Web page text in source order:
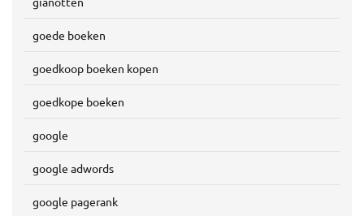
goede boeken
goedkoop boeken kopen
goedkope boeken
google
google adwords
google pagerank